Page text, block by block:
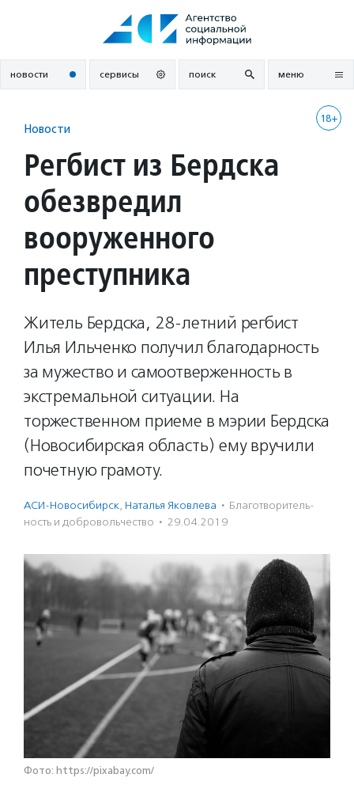
новости сервисы поиск меню
18+
Новости
Регбист из Бердска
обезвредил
вооруженного
преступника
Житель Бердска, 28-летний регбист
Илья Ильченко получил благодарность
за мужество и самоотверженность в
экстремальной ситуации. На
торжественном приеме в мэрии Бердска
(Новосибирская область) ему вручили
почетную грамоту.
АСИ-Новосибирск, Наталья Яковлева · Благотвори­тель­
ность и доброволь­чест­во · 29.04.2019
Фото: https://pixabay.com/